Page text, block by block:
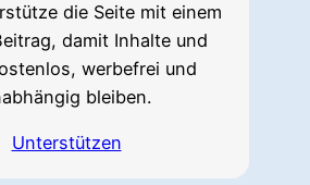
die Seite mit einem
damit Inhalte und
werbefrei und
bleiben.
Unterstützen